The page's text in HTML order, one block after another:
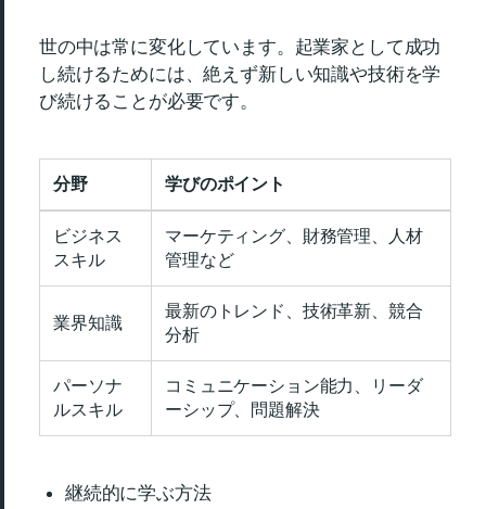
世の中は常に変化しています。起業家として成功
し続けるためには、絶えず新しい知識や技術を学
び続けることが必要です。
分野 学びのポイント
ビジネス
スキル
マーケティング、財務管理、人材
管理など
業界知識
最新のトレンド、技術革新、競合
分析
パーソナ
ルスキル
コミュニケーション能力、リーダ
ーシップ、問題解決
継続的に学ぶ方法